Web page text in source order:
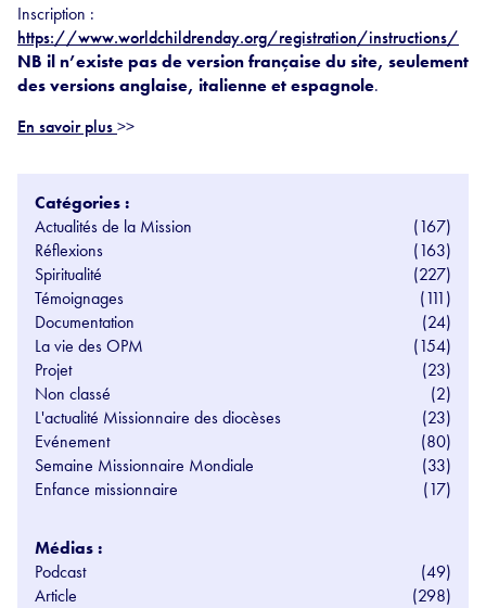
Inscription :
https://www.worldchildrenday.org/registration/instructions/
NB il n’existe pas de version française du site, seulement
des versions anglaise, italienne et espagnole.
En savoir plus>>
Catégories :
Actualités de la Mission
(167)
Réflexions
(163)
Spiritualité
(227)
Témoignages
(111)
Documentation
(24)
La vie des OPM
(154)
Projet
(23)
Non classé
(2)
L'actualité Missionnaire des diocèses
(23)
Evénement
(80)
Semaine Missionnaire Mondiale
(33)
Enfance missionnaire
(17)
Médias :
Podcast
(49)
Article
(298)